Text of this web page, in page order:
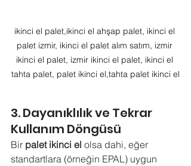
ikinci el palet,ikinci el ahşap palet, ikinci el
palet izmir, ikinci el palet alım satım, izmir
ikinci el palet, izmir ikinci el palet, ikinci el
tahta palet, palet ikinci el,tahta palet ikinci el
3. Dayanıklılık ve Tekrar
Kullanım Döngüsü
Bir palet ikinci el olsa dahi, eğer
standartlara (örneğin EPAL) uygun